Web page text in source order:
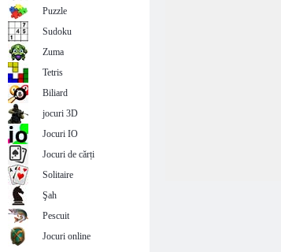
Puzzle
Sudoku
Zuma
Tetris
Biliard
jocuri 3D
Jocuri IO
Jocuri de cărți
Solitaire
Şah
Pescuit
Jocuri online